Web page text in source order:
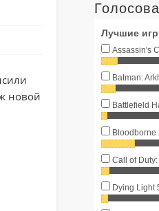
новой
Лучшие
Assassin's
Batman:
Battlefield
Bloodborne
Call of
Dying Light